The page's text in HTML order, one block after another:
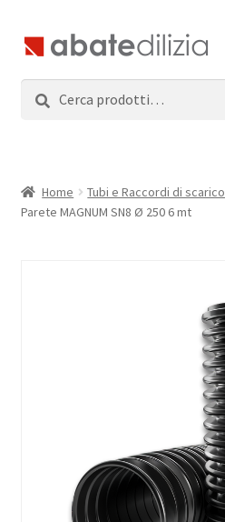
Vai
alla
navigazione
Vai
al
contenuto
ServiziHome Tubi e Raccordi di scarico
Parete MAGNUM SN8 Ø 250 6 mt